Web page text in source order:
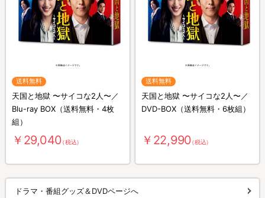
送料無料
天国と地獄 〜サイコな2人〜／
Blu-ray BOX（送料無料・4枚
組）
￥29,040（税込）
送料無料
天国と地獄 〜サイコな2人〜／
DVD-BOX（送料無料・6枚組）
￥22,990（税込）
ドラマ・番組グッズ＆DVDページへ